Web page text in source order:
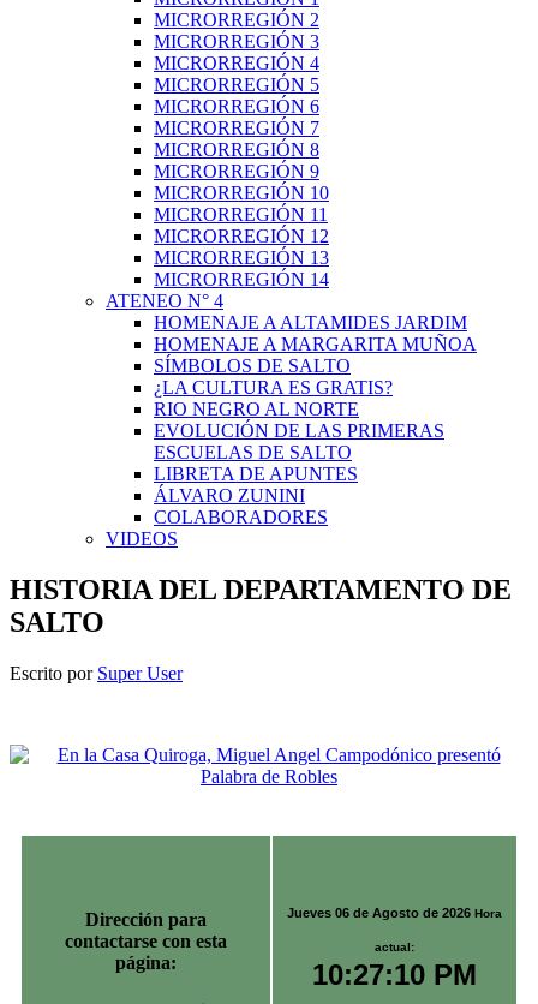
MICRORREGIÓN 2
MICRORREGIÓN 3
MICRORREGIÓN 4
MICRORREGIÓN 5
MICRORREGIÓN 6
MICRORREGIÓN 7
MICRORREGIÓN 8
MICRORREGIÓN 9
MICRORREGIÓN 10
MICRORREGIÓN 11
MICRORREGIÓN 12
MICRORREGIÓN 13
MICRORREGIÓN 14
ATENEO N° 4
HOMENAJE A ALTAMIDES JARDIM
HOMENAJE A MARGARITA MUÑOA
SÍMBOLOS DE SALTO
¿LA CULTURA ES GRATIS?
RIO NEGRO AL NORTE
EVOLUCIÓN DE LAS PRIMERAS
ESCUELAS DE SALTO
LIBRETA DE APUNTES
ÁLVARO ZUNINI
COLABORADORES
VIDEOS
HISTORIA DEL DEPARTAMENTO DE
SALTO
Escrito por Super User
Dirección para
contactarse con esta
página:
Jueves 06 de Agosto de 2026 Hora
actual:
10:27:10 PM